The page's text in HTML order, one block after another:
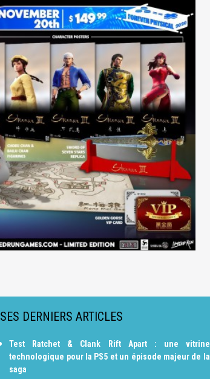
SES DERNIERS ARTICLES
Test Ratchet & Clank Rift Apart : une vitrine
technologique pour la PS5 et un épisode majeur de la
saga